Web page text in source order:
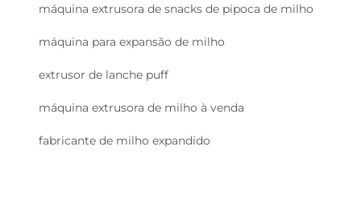
máquina extrusora de snacks de pipoca de milho
máquina para expansão de milho
extrusor de lanche puff
máquina extrusora de milho à venda
fabricante de milho expandido